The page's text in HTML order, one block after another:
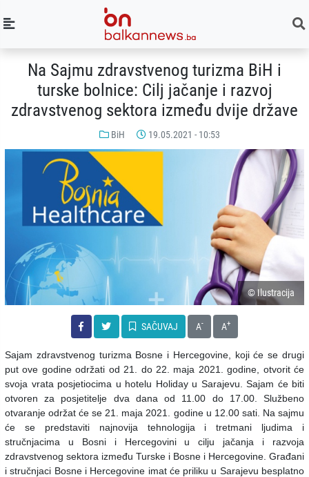
Na Sajmu zdravstvenog turizma BiH i
turske bolnice: Cilj jačanje i razvoj
zdravstvenog sektora između dvije države
BiH 19.05.2021 - 10:53
© Ilustracija
SAČUVAJ A- A+
Sajam zdravstvenog turizma Bosne i Hercegovine, koji će se drugi
put ove godine održati od 21. do 22. maja 2021. godine, otvorit će
svoja vrata posjetiocima u hotelu Holiday u Sarajevu. Sajam će biti
otvoren za posjetitelje dva dana od 11.00 do 17.00. Službeno
otvaranje održat će se 21. maja 2021. godine u 12.00 sati. Na sajmu
će se predstaviti najnovija tehnologija i tretmani ljudima i
stručnjacima u Bosni i Hercegovini u cilju jačanja i razvoja
zdravstvenog sektora između Turske i Bosne i Hercegovine. Građani
i stručnjaci Bosne i Hercegovine imat će priliku u Sarajevu besplatno